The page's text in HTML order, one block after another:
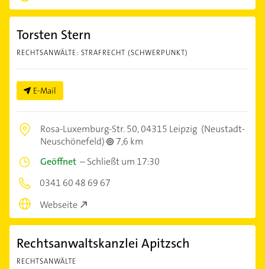
Torsten Stern
RECHTSANWÄLTE: STRAFRECHT (SCHWERPUNKT)
E-Mail
Rosa-Luxemburg-Str. 50,04315 Leipzig (Neustadt-
Neuschönefeld)
7,6 km
Geöffnet –Schließt um 17:30
0341 60 48 69 67
Webseite
Rechtsanwaltskanzlei Apitzsch
RECHTSANWÄLTE